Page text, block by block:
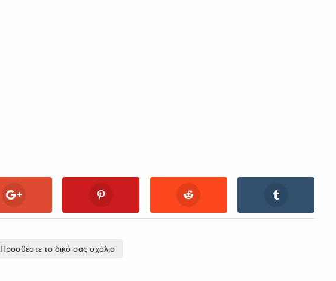
Προσθέστε το δικό σας σχόλιο